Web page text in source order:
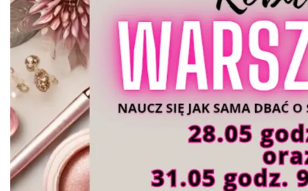
III Ogólnopolski Festiwal Folkloru
Dziecięcego „ Jaworowy Listek”
Istebna
2026-09-19
1.18 km